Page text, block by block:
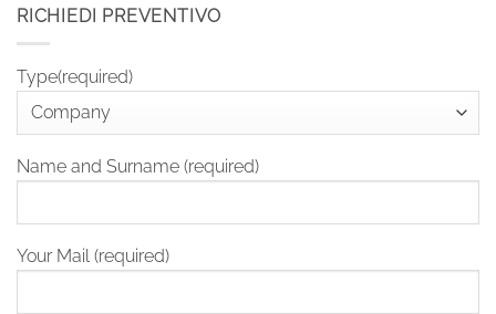
RICHIEDI PREVENTIVO
Type(required)
Name and Surname (required)
Your Mail (required)